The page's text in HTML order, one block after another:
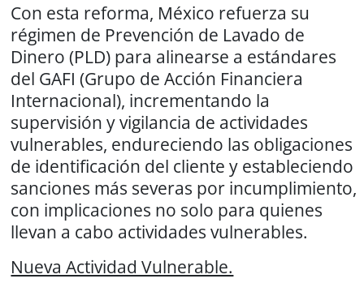
Con esta reforma, México refuerza su
régimen de Prevención de Lavado de
Dinero (PLD) para alinearse a estándares
del GAFI (Grupo de Acción Financiera
Internacional), incrementando la
supervisión y vigilancia de actividades
vulnerables, endureciendo las obligaciones
de identificación del cliente y estableciendo
sanciones más severas por incumplimiento,
con implicaciones no solo para quienes
llevan a cabo actividades vulnerables.
Nueva Actividad Vulnerable.